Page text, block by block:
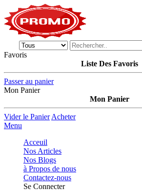
Favoris
Liste Des Favoris
Passer au panier
Mon Panier
Mon Panier
Vider le Panier Acheter
Menu
Acceuil
Nos Articles
Nos Blogs
à Propos de nous
Contactez-nous
Se Connecter